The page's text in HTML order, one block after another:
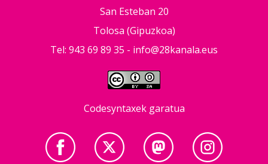
San Esteban 20
Tolosa (Gipuzkoa)
Tel: 943 69 89 35 - info@28kanala.eus
Codesyntaxek garatua